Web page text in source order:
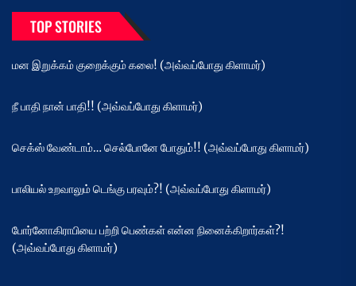
TOP STORIES
மன இறுக்கம் குறைக்கும் கலை! (அவ்வப்போது கிளாமர்)
நீ பாதி நான் பாதி!! (அவ்வப்போது கிளாமர்)
செக்ஸ் வேண்டாம்… செல்போனே போதும்!! (அவ்வப்போது கிளாமர்)
பாலியல் உறவாலும் டெங்கு பரவும்?! (அவ்வப்போது கிளாமர்)
போர்னோகிராபியை பற்றி பெண்கள் என்ன நினைக்கிறார்கள்?!
(அவ்வப்போது கிளாமர்)